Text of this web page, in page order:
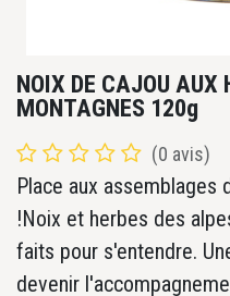
NOIX DE CAJOU AUX
MONTAGNES 120g
(0 avis)
Place aux assemblages
!Noix et herbes des
faits pour s'entendre.
devenir